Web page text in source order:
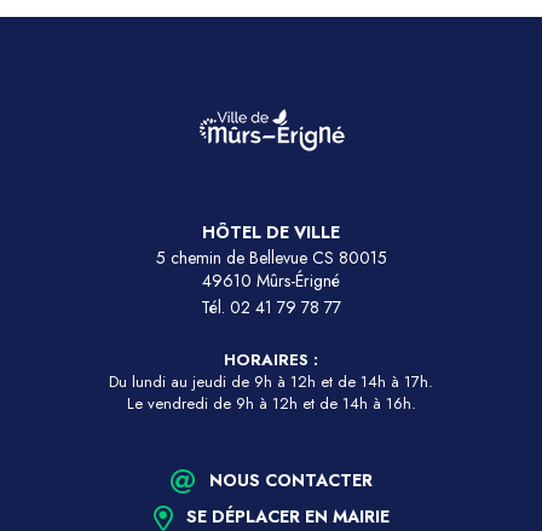
HÔTEL DE VILLE
5 chemin de Bellevue CS 80015
49610 Mûrs-Érigné
Tél. 02 41 79 78 77
HORAIRES :
Du lundi au jeudi de 9h à 12h et de 14h à 17h.
Le vendredi de 9h à 12h et de 14h à 16h.
NOUS CONTACTER
SE DÉPLACER EN MAIRIE